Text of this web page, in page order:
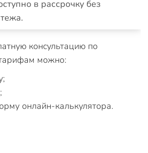
в рассрочку без
консультацию по
можно:
онлайн-калькулятора.